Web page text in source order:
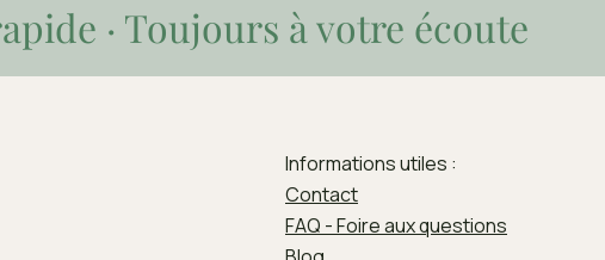
· Toujours à votre écoute
Informations utiles :
Contact
FAQ - Foire aux questions